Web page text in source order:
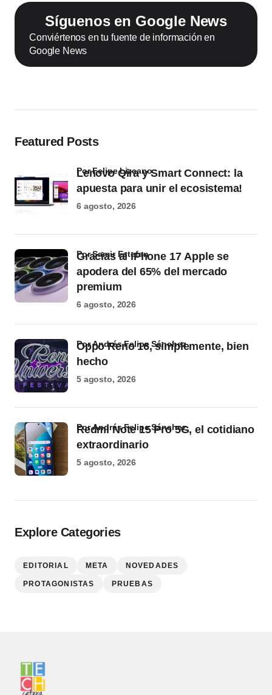
Síguenos en Google News
Conviértenos en tu fuente de información en
Google News
Featured Posts
Lenovo Qira y Smart Connect: la
apuesta para unir el ecosistema!
por Felipe Lizcano
6 agosto, 2026
Gracias al iPhone 17 Apple se
apodera del 65% del mercado
premium
por Samir Estefan
6 agosto, 2026
Oppo Reno 16, simplemente, bien
hecho
por Andrés Felipe Sánchez
5 agosto, 2026
Redmi Note 15 Pro 5G, el cotidiano
extraordinario
por Andrés Felipe Sánchez
5 agosto, 2026
Explore Categories
EDITORIAL META NOVEDADES
PROTAGONISTAS PRUEBAS